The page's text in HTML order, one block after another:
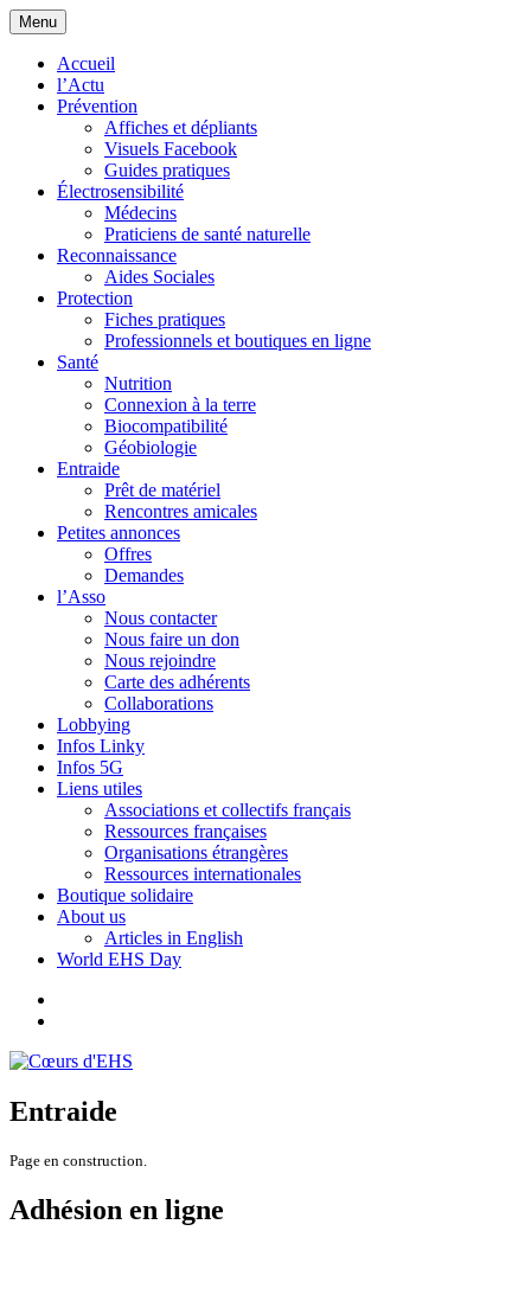
Aller
au
contenu
principal
Cœurs d'EHS
Association d'Êtres Humains Sensibles et Solidaires pour une entraide
collaborative.
Menu
Accueil
l’Actu
Prévention
Affiches et dépliants
Visuels Facebook
Guides pratiques
Électrosensibilité
Médecins
Praticiens de santé naturelle
Reconnaissance
Aides Sociales
Protection
Fiches pratiques
Professionnels et boutiques en ligne
Santé
Nutrition
Connexion à la terre
Biocompatibilité
Géobiologie
Entraide
Prêt de matériel
Rencontres amicales
Petites annonces
Offres
Demandes
l’Asso
Nous contacter
Nous faire un don
Nous rejoindre
Carte des adhérents
Collaborations
Lobbying
Infos Linky
Infos 5G
Liens utiles
Associations et collectifs français
Ressources françaises
Organisations étrangères
Ressources internationales
Boutique solidaire
About us
Articles in English
World EHS Day
Entraide
Page en construction.
Adhésion en ligne